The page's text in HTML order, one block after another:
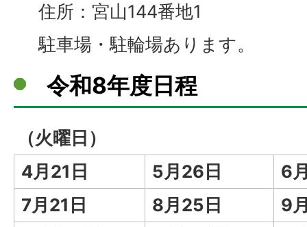
住所：宮山144番地1
駐車場・駐輪場あります。
令和8年度日程
（火曜日）
4月21日
5月26日
6
7月21日
8月25日
9